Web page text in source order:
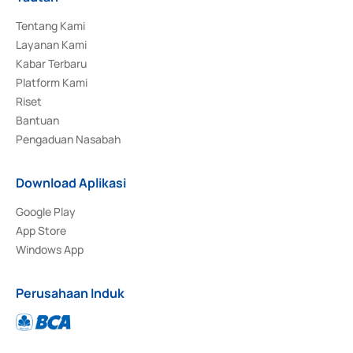
Tentang Kami
Layanan Kami
Kabar Terbaru
Platform Kami
Riset
Bantuan
Pengaduan Nasabah
Download Aplikasi
Google Play
App Store
Windows App
Perusahaan Induk